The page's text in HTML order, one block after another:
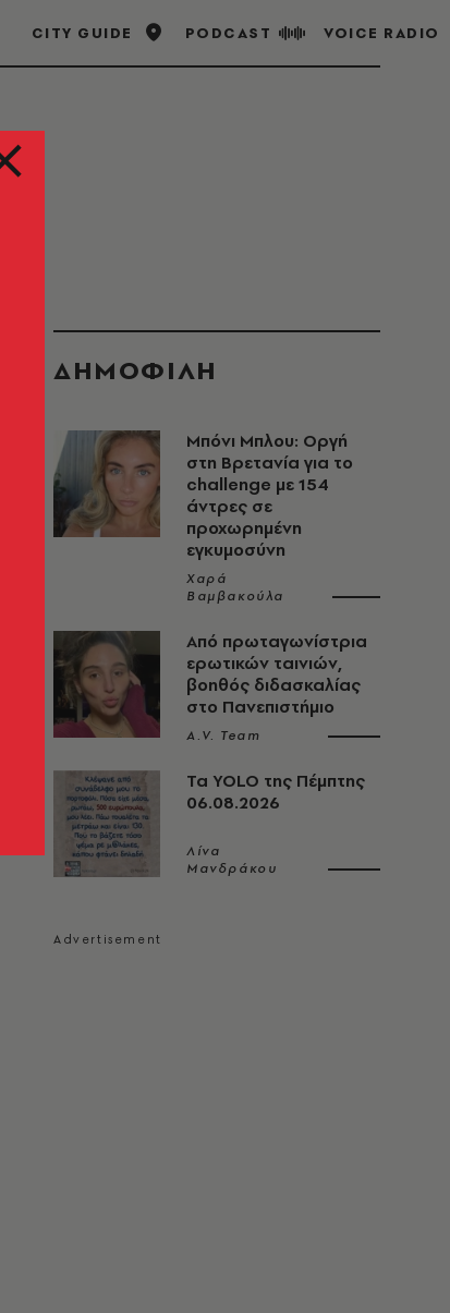
CITY GUIDE PODCAST VOICE RADIO
ΔΗΜΟΦΙΛΗ
Μπόνι Μπλου: Οργή
στη Βρετανία για το
challenge με 154
άντρες σε
προχωρημένη
εγκυμοσύνη
Χαρά
Βαμβακούλα
Από πρωταγωνίστρια
ερωτικών ταινιών,
βοηθός διδασκαλίας
στο Πανεπιστήμιο
A.V. Team
Τα YOLO της Πέμπτης
06.08.2026
Λίνα
Μανδράκου